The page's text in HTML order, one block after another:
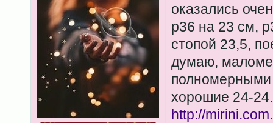
оказались
р36 на 23 см,
стопой 23,5,
думаю,
полномерными
хорошие 24-
http://